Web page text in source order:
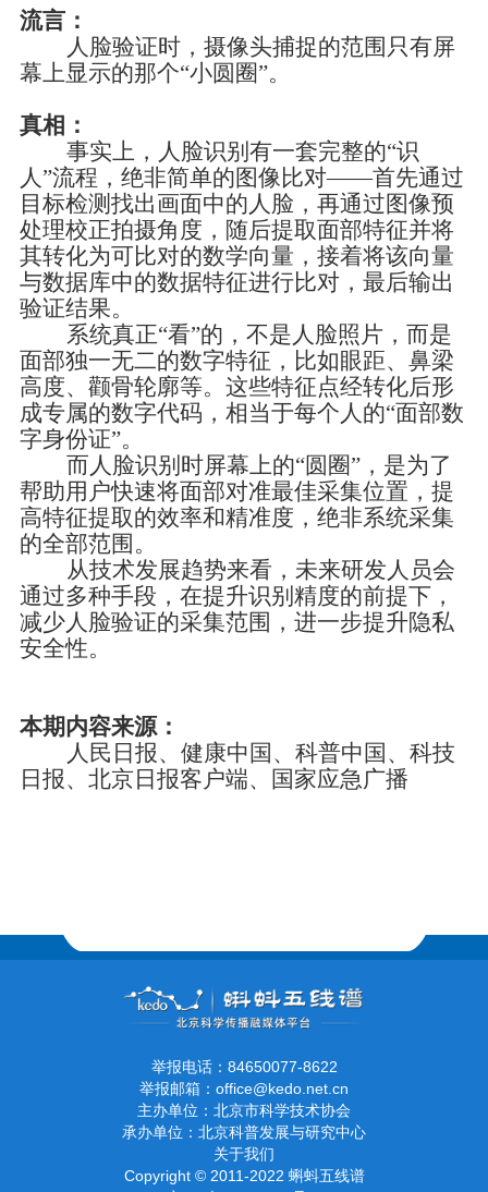
流言：
人脸验证时，摄像头捕捉的范围只有屏
幕上显示的那个“小圆圈”。
真相：
事实上，人脸识别有一套完整的“识
人”流程，绝非简单的图像比对——首先通过
目标检测找出画面中的人脸，再通过图像预
处理校正拍摄角度，随后提取面部特征并将
其转化为可比对的数学向量，接着将该向量
与数据库中的数据特征进行比对，最后输出
验证结果。
系统真正“看”的，不是人脸照片，而是
面部独一无二的数字特征，比如眼距、鼻梁
高度、颧骨轮廓等。这些特征点经转化后形
成专属的数字代码，相当于每个人的“面部数
字身份证”。
而人脸识别时屏幕上的“圆圈”，是为了
帮助用户快速将面部对准最佳采集位置，提
高特征提取的效率和精准度，绝非系统采集
的全部范围。
从技术发展趋势来看，未来研发人员会
通过多种手段，在提升识别精度的前提下，
减少人脸验证的采集范围，进一步提升隐私
安全性。
本期内容来源：
人民日报、 健康中国 、 科普中国 、 科技
日报、 北京日报客户端、 国家应急广播
举报电话：84650077-8622
举报邮箱：office@kedo.net.cn
主办单位：北京市科学技术协会
承办单位：北京科普发展与研究中心
关于我们
Copyright © 2011-2022 蝌蚪五线谱